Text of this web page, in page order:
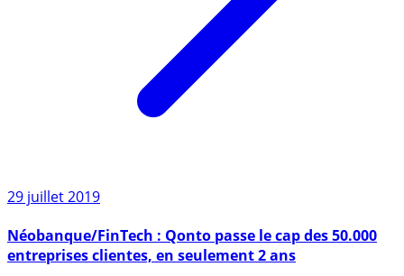
Néobanque/FinTech : Qonto passe le cap des 50.000